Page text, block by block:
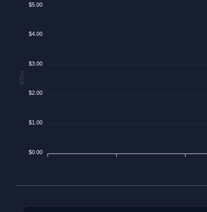
$5.00
$4.00
$3.00
$2.00
$1.00
$0.00
$/Day